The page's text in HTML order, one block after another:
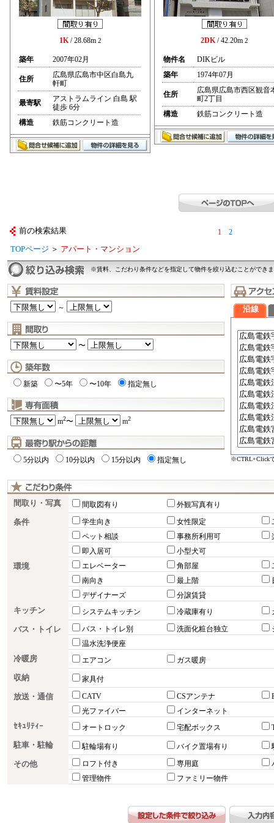
1K/ 28.68m 2
築年 2007年02月
住所
広島県広島市中区白島九
軒町
最寄駅
アストラムライン 白島 駅
徒歩 6分
構造
鉄筋コンクリート造
2DK/ 42.20m 2
物件名
DIKビル
築年
1974年07月
住所
広島県広島市西区観音
町2丁目
構造
鉄筋コンクリート造
前の検索結果 1 2
TOPページ ＞ アパート・マンション
※賃料、こだわり条件などを指定して物件を絞り込むことができ
～
〜
新築 〜5年 〜10年 指定無し
m2〜 m2
5分以内 10分以内 15分以内 指定無し
沿線
※CTRL+Click
間取り・写真 間取図有り 外観写真有り
条件 学生向き 女性限定
ペット相談
事務所利用可
即入居可
小型犬可
環境 エレベーター 角部屋
南向き
最上階
デザイナーズ
分譲賃貸
キッチン システムキッチン 冷蔵庫有り
バス・トイレ バス・トイレ別 洗面化粧台独立
温水洗浄便座
冷暖房 エアコン ガス暖房
収納 家具付
放送・通信 CATV CSアンテナ
光ファイバー
インターネット
ｾｷｭﾘﾃｨｰ オートロック 宅配ボックス
駐車・駐輪 駐輪場有り バイク置場有り
その他 ロフト付き 専用庭
管理物件
ファミリー物件